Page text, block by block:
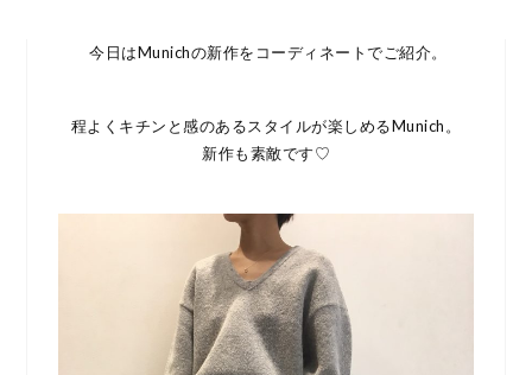
今日はMunichの新作をコーディネートでご紹介。
程よくキチンと感のあるスタイルが楽しめるMunich。
新作も素敵です♡